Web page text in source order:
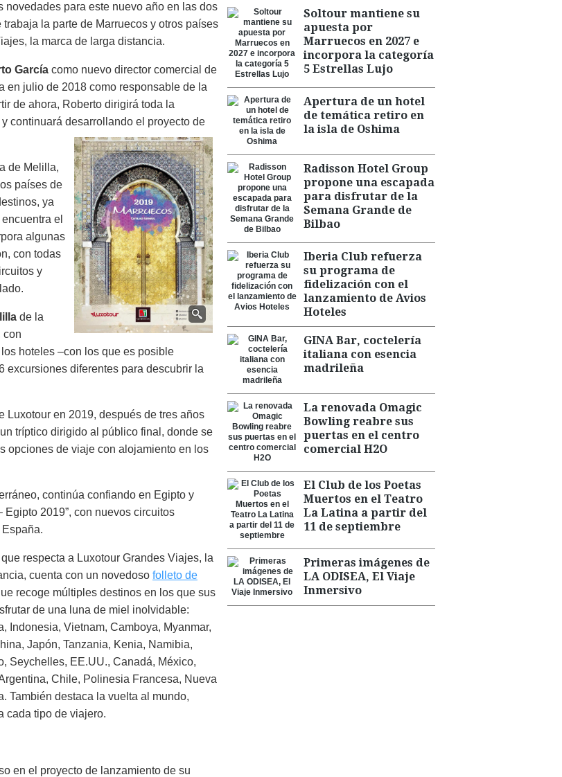
novedades para este nuevo año en las dos
la parte de Marruecos y otros países
la marca de larga distancia.
García como nuevo director comercial de
en julio de 2018 como responsable de la
de ahora, Roberto dirigirá toda la
continuará desarrollando el proyecto de
de Melilla,
países de
ya
el
algunas
con todas
y
de la
con
hoteles –con los que es posible
excursiones diferentes para descubrir la
Luxotour en 2019, después de tres años
tríptico dirigido al público final, donde se
opciones de viaje con alojamiento en los
continúa confiando en Egipto y
2019”, con nuevos circuitos
respecta a Luxotour Grandes Viajes, la
cuenta con un novedoso folleto de
recoge múltiples destinos en los que sus
de una luna de miel inolvidable:
Indonesia, Vietnam, Camboya, Myanmar,
Japón, Tanzania, Kenia, Namibia,
Seychelles, EE.UU., Canadá, México,
Chile, Polinesia Francesa, Nueva
También destaca la vuelta al mundo,
cada tipo de viajero.
en el proyecto de lanzamiento de su
Soltour mantiene su
apuesta por
Marruecos en 2027 e
incorpora la categoría
5 Estrellas Lujo
Apertura de un hotel
de temática retiro en
la isla de Oshima
Radisson Hotel Group
propone una escapada
para disfrutar de la
Semana Grande de
Bilbao
Iberia Club refuerza
su programa de
fidelización con el
lanzamiento de Avios
Hoteles
GINA Bar, coctelería
italiana con esencia
madrileña
La renovada Omagic
Bowling reabre sus
puertas en el centro
comercial H2O
El Club de los Poetas
Muertos en el Teatro
La Latina a partir del
11 de septiembre
Primeras imágenes de
LA ODISEA, El Viaje
Inmersivo